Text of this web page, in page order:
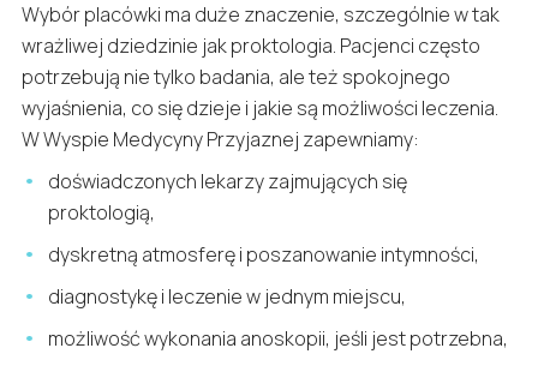
Wybór placówki ma duże znaczenie, szczególnie w tak
wrażliwej dziedzinie jak proktologia. Pacjenci często
potrzebują nie tylko badania, ale też spokojnego
wyjaśnienia, co się dzieje i jakie są możliwości leczenia.
W Wyspie Medycyny Przyjaznej zapewniamy:
doświadczonych lekarzy zajmujących się
proktologią,
dyskretną atmosferę i poszanowanie intymności,
diagnostykę i leczenie w jednym miejscu,
możliwość wykonania anoskopii, jeśli jest potrzebna,